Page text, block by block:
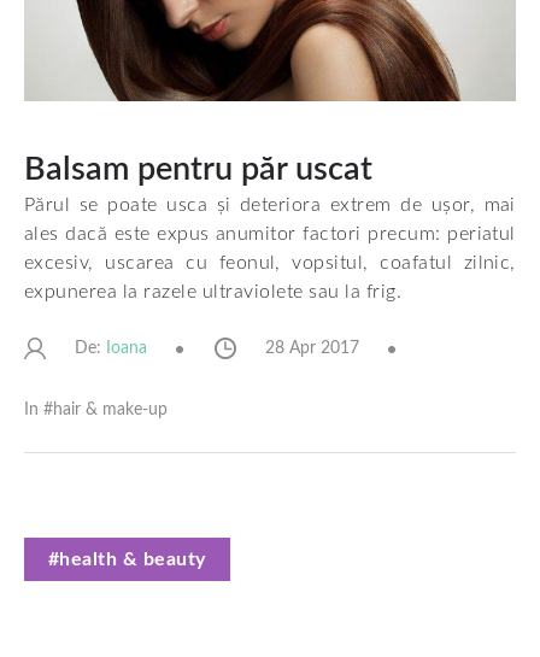
Balsam pentru păr uscat
Părul se poate usca și deteriora extrem de ușor, mai
ales dacă este expus anumitor factori precum: periatul
excesiv, uscarea cu feonul, vopsitul, coafatul zilnic,
expunerea la razele ultraviolete sau la frig.
De: Ioana 28 Apr 2017
In #hair & make-up
#health & beauty